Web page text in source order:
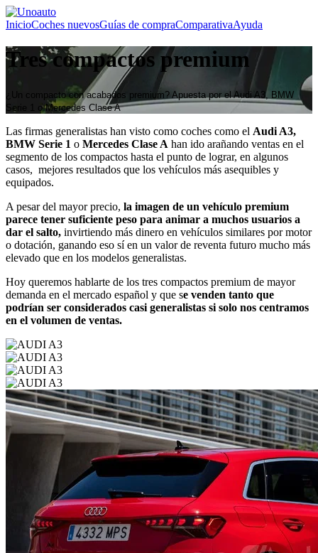
InicioCoches nuevosGuías de compraComparativaAyuda
Tres compactos premium
¿Un compacto con acabados premium? Apuesta por el Audi A3, BMW
Serie 1 o Mercedes Clase A
Las firmas generalistas han visto como coches como el Audi A3,
BMW Serie 1 o Mercedes Clase A han ido arañando ventas en el
segmento de los compactos hasta el punto de lograr, en algunos
casos, mejores resultados que los vehículos más asequibles y
equipados.
A pesar del mayor precio, la imagen de un vehículo premium
parece tener suficiente peso para animar a muchos usuarios a
dar el salto, invirtiendo más dinero en vehículos similares por motor
o dotación, ganando eso sí en un valor de reventa futuro mucho más
elevado que en los modelos generalistas.
Hoy queremos hablarte de los tres compactos premium de mayor
demanda en el mercado español y que se venden tanto que
podrían ser considerados casi generalistas si solo nos centramos
en el volumen de ventas.